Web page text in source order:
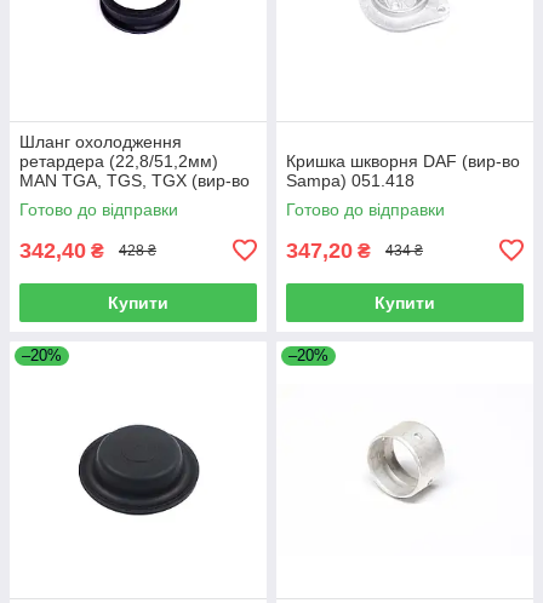
Шланг охолодження
ретардера (22,8/51,2мм)
MAN TGA, TGS, TGX (вир-во
Sampa) 023.258
Готово до відправки
342,40 ₴ 428 ₴
Купити
Кришка шкворня DAF (вир-во
Sampa) 051.418
Готово до відправки
347,20 ₴ 434 ₴
Купити
–20% –20%